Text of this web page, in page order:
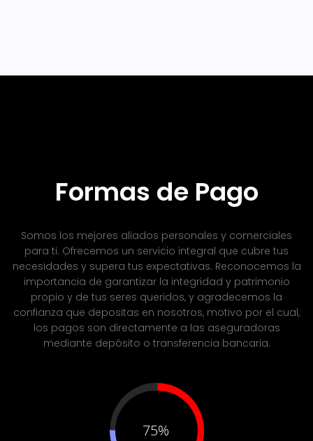
Formas de Pago
Somos los mejores aliados personales y comerciales
para ti. Ofrecemos un servicio integral que cubre tus
necesidades y supera tus expectativas. Reconocemos la
importancia de garantizar la integridad y patrimonio
propio y de tus seres queridos, y agradecemos la
confianza que depositas en nosotros, motivo por el cual,
los pagos son directamente a las aseguradoras
mediante depósito o transferencia bancaria.
75%